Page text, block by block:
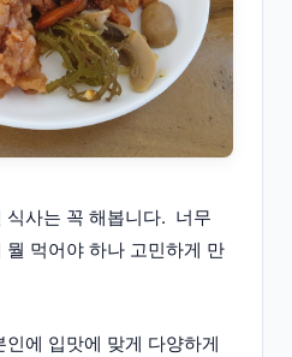
식사는 꼭 해봅니다. 너무
먹어야 하나 고민하게 만
에 입맛에 맞게 다양하게